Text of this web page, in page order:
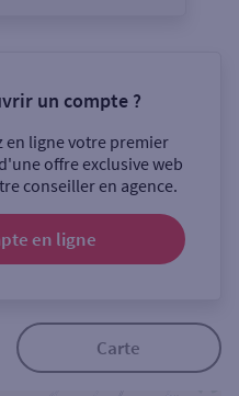
un compte ?
en ligne votre premier
offre exclusive web
conseiller en agence.
en ligne
Carte